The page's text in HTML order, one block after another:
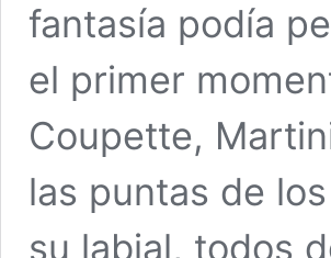
fantasía podía
el primer
Coupette,
las puntas de
su labial, todos